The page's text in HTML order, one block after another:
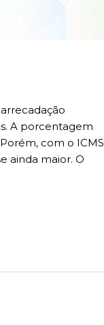
A porcentagem
com o ICMS
ainda maior. O